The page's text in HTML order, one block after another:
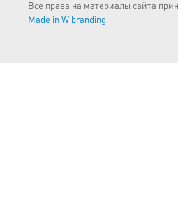
Все права на материалы сайта
Made in W branding